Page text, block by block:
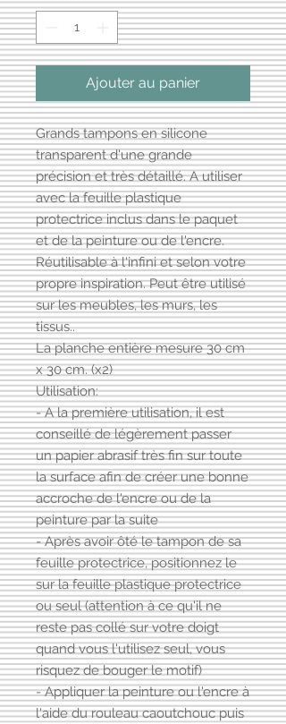
Ajouter au panier
Grands tampons en silicone
transparent d'une grande
précision et très détaillé. A utiliser
avec la feuille plastique
protectrice inclus dans le paquet
et de la peinture ou de l'encre.
Réutilisable à l'infini et selon votre
propre inspiration. Peut être utilisé
sur les meubles, les murs, les
tissus..
La planche entière mesure 30 cm
x 30 cm. (x2)
Utilisation:
- A la première utilisation, il est
conseillé de légèrement passer
un papier abrasif très fin sur toute
la surface afin de créer une bonne
accroche de l'encre ou de la
peinture par la suite
- Après avoir ôté le tampon de sa
feuille protectrice, positionnez le
sur la feuille plastique protectrice
ou seul (attention à ce qu'il ne
reste pas collé sur votre doigt
quand vous l'utilisez seul, vous
risquez de bouger le motif)
- Appliquer la peinture ou l'encre à
l'aide du rouleau caoutchouc puis